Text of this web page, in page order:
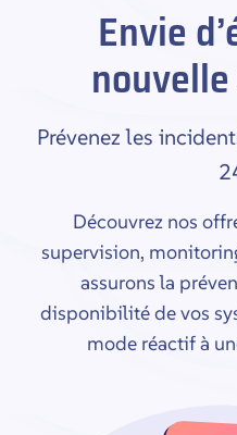
Envie
Prévenez les
Découvrez nos
supervision,
assurons la
disponibilité de vos
mode réactif à